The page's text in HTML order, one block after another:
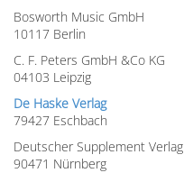
Bosworth Music GmbH
10117 Berlin
C. F. Peters GmbH &Co KG
04103 Leipzig
De Haske Verlag
79427 Eschbach
Deutscher Supplement Verlag
90471 Nürnberg